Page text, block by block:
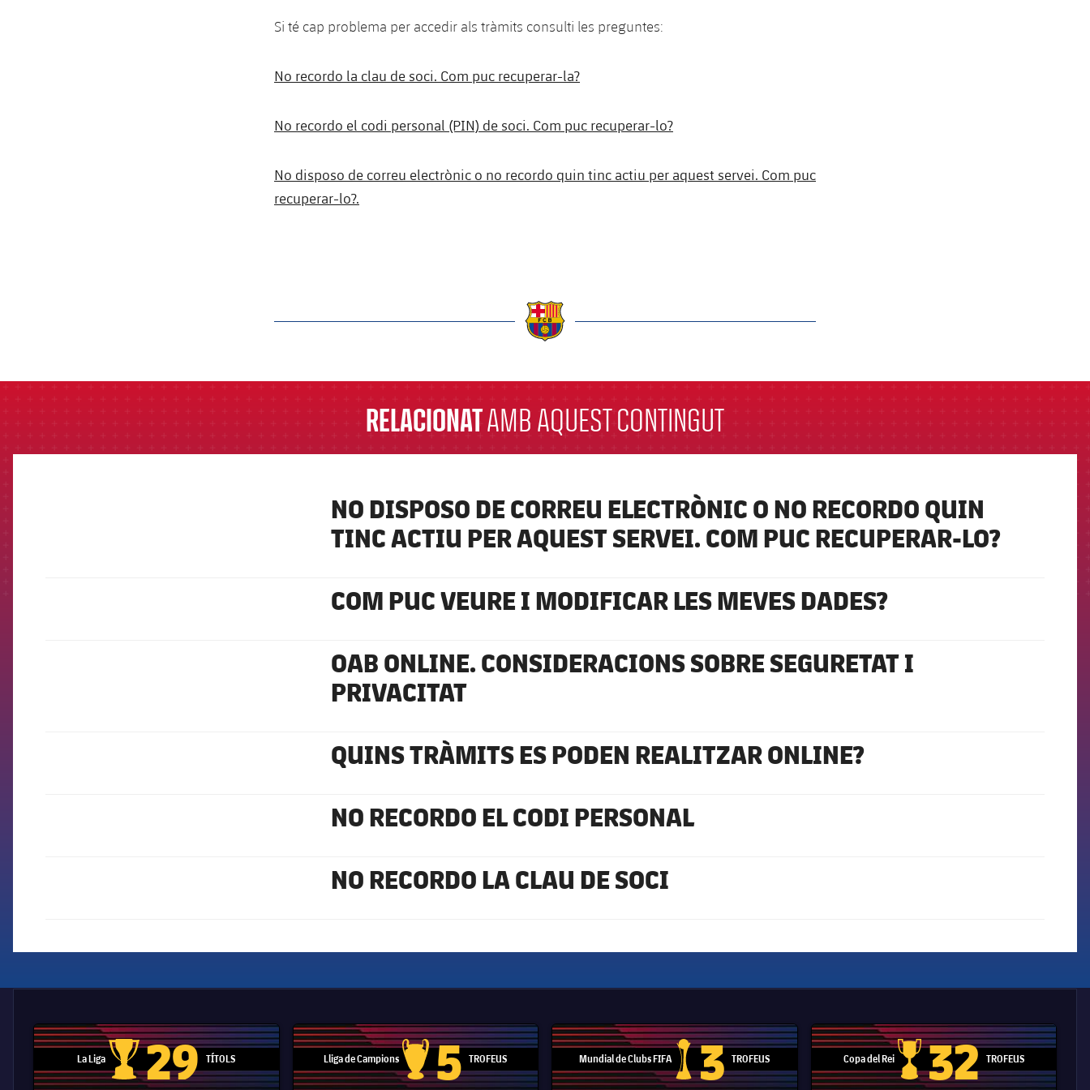
Si té cap problema per accedir als tràmits consulti les preguntes:
No recordo la clau de soci. Com puc recuperar-la?
No recordo el codi personal (PIN) de soci. Com puc recuperar-lo?
No disposo de correu electrònic o no recordo quin tinc actiu per aquest servei. Com puc
recuperar-lo?.
RELACIONATAMB AQUEST CONTINGUT
NO DISPOSO DE CORREU ELECTRÒNIC O NO RECORDO QUIN
TINC ACTIU PER AQUEST SERVEI. COM PUC RECUPERAR-LO?
COM PUC VEURE I MODIFICAR LES MEVES DADES?
OAB ONLINE. CONSIDERACIONS SOBRE SEGURETAT I
PRIVACITAT
QUINS TRÀMITS ES PODEN REALITZAR ONLINE?
NO RECORDO EL CODI PERSONAL
NO RECORDO LA CLAU DE SOCI
La Liga
Trofeu de la Liga
29 TÍTOLS Lliga de Campions
Trofeu de la Lliga de Campions
5 TROFEUS Mundial de Clubs FIFA
Trofeu del Mundial de Clubs
3 TROFEUS Copa del Rei
Copa del Rei
32 TROFEUS